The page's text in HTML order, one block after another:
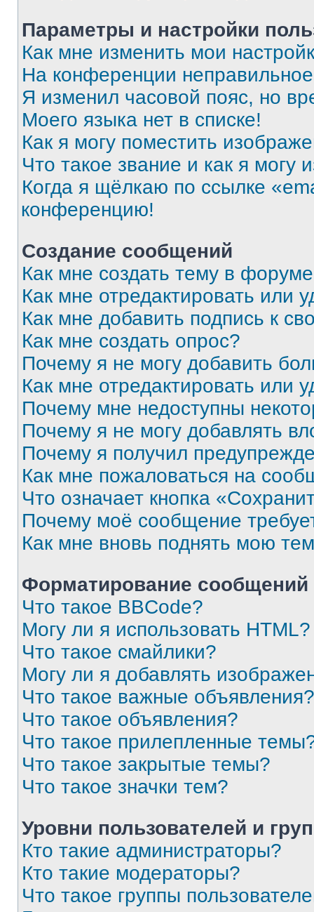
Параметры и настройки
Как мне изменить мои
На конференции
Я изменил часовой пояс, но
Моего языка нет в списке!
Как я могу поместить
Что такое звание и как я могу
Когда я щёлкаю по ссылке
конференцию!
Создание сообщений
Как мне создать тему в
Как мне отредактировать или
Как мне добавить подпись к
Как мне создать опрос?
Почему я не могу добавить
Как мне отредактировать или
Почему мне недоступны
Почему я не могу добавлять
Почему я получил
Как мне пожаловаться на
Что означает кнопка
Почему моё сообщение
Как мне вновь поднять мою
Форматирование
Что такое BBCode?
Могу ли я использовать HTML?
Что такое смайлики?
Могу ли я добавлять
Что такое важные объявления?
Что такое объявления?
Что такое прилепленные
Что такое закрытые темы?
Что такое значки тем?
Уровни пользователей и
Кто такие администраторы?
Кто такие модераторы?
Что такое группы